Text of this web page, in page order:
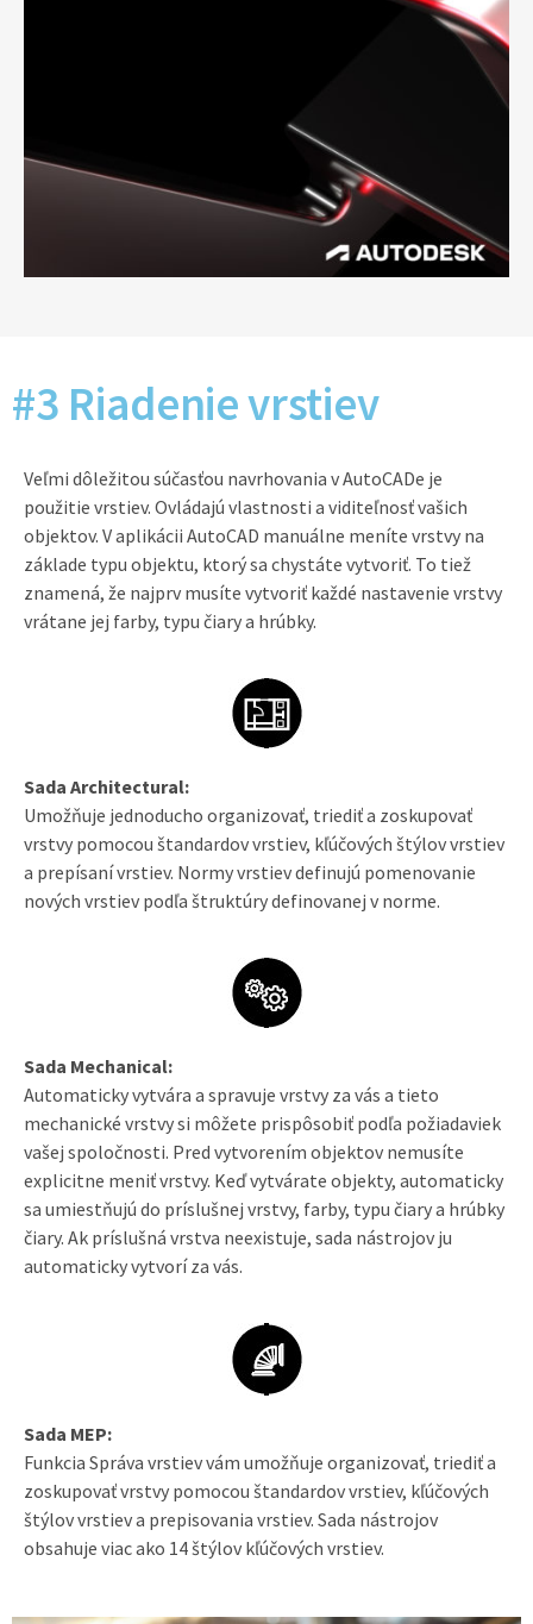
#3 Riadenie vrstiev
Veľmi dôležitou súčasťou navrhovania v AutoCADe je
použitie vrstiev. Ovládajú vlastnosti a viditeľnosť vašich
objektov. V aplikácii AutoCAD manuálne meníte vrstvy na
základe typu objektu, ktorý sa chystáte vytvoriť. To tiež
znamená, že najprv musíte vytvoriť každé nastavenie vrstvy
vrátane jej farby, typu čiary a hrúbky.
Sada Architectural:
Umožňuje jednoducho organizovať, triediť a zoskupovať
vrstvy pomocou štandardov vrstiev, kľúčových štýlov vrstiev
a prepísaní vrstiev. Normy vrstiev definujú pomenovanie
nových vrstiev podľa štruktúry definovanej v norme.
Sada Mechanical:
Automaticky vytvára a spravuje vrstvy za vás a tieto
mechanické vrstvy si môžete prispôsobiť podľa požiadaviek
vašej spoločnosti. Pred vytvorením objektov nemusíte
explicitne meniť vrstvy. Keď vytvárate objekty, automaticky
sa umiestňujú do príslušnej vrstvy, farby, typu čiary a hrúbky
čiary. Ak príslušná vrstva neexistuje, sada nástrojov ju
automaticky vytvorí za vás.
Sada MEP:
Funkcia Správa vrstiev vám umožňuje organizovať, triediť a
zoskupovať vrstvy pomocou štandardov vrstiev, kľúčových
štýlov vrstiev a prepisovania vrstiev. Sada nástrojov
obsahuje viac ako 14 štýlov kľúčových vrstiev.